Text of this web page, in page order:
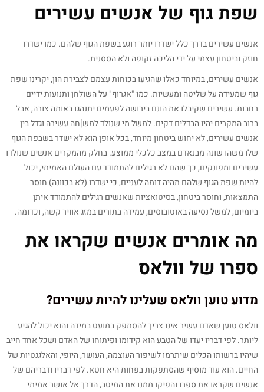
שפת גוף של אנשים עשירים
אנשים עשירים בדרך כלל ישדרו יותר רוגע בשפת הגוף שלהם. כמו ישדרו
חוזק וביטחון עצמי על ידי הליכה זקופה ולא הססנית.
אנשים עשירים, במיוחד כאלו שהגיעו בכוחות עצמם לצבירת הון, יקרינו שפת
גוף שמעידה על שליטה ומעשיות. כמו "אגרוף" על השולחן ותנועות ידיים
רחבות. עשירים שקיבלו את הונם בירושה לפעמים יתנהגו באותה צורה, אבל
ברוב המקרים יהיו הבדלים דקים. למשל מי שנולד למש]חה עשירה וגדל בין
אנשים עשירים, לא יחוש ביטחון מיוחד, בכל אופן הוא לא ישדר בשבפת הגוף
שלו משהו שונה מבנאדם במצב כלכלי ממוצע. בחלק מהמקרים אנשים שנולדו
עשירים ומפונקים, כך שהם לא רגילים להתמודד עם העולם האמיתי, יכול
להיות שפת הגוף שלהם תהיה דומה לעניים, כי ישדרו (לא בכוונה) חוסר
התמצאות, וחוסר ביטחון, בסיטואציות שאנשים רגילים להתמודד איתן
ביומיום, למשל נסיעה באוטובוסים, עמידה בתורים במזג אוויר קשה, וכדומה.
מה אומרים אנשים שקראו את
ספרו של וולאס
מדוע טוען וולאס שעלינו להיות עשירים?
וולאס טוען שאדם עשיר אינו צריך להסתפק במועט במידה והוא יכול להגיע
ליותר. לפי דבריו יעדו של הטבע הוא קידומו ופיתוחו של האדם ושכל אחד חייב
שיהיו ברשותו הכלים שיתרמו לשיפור העוצמה, העושר, היופי, והאלגנטיות של
החיים. הוא עוד מוסיף שהסתפקות בפחות היא חטא. לפי דבריו ודבריהם של
אנשים שקראו את ספרו והפיקו ממנו את המיטב, הדרך אל אושר אמיתי